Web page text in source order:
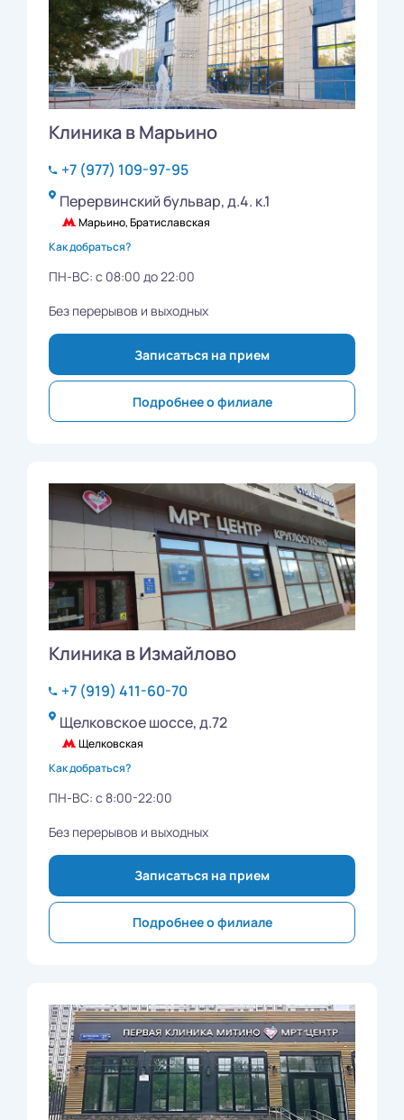
Клиника в Марьино
+7 (977) 109-97-95
Перервинский бульвар, д.4. к.1
Марьино, Братиславская
Как добраться?
ПН-ВС: с 08:00 до 22:00
Без перерывов и выходных
Записаться на прием
Подробнее о филиале
Клиника в Измайлово
+7 (919) 411-60-70
Щелковское шоссе, д.72
Щелковская
Как добраться?
ПН-ВС: с 8:00-22:00
Без перерывов и выходных
Записаться на прием
Подробнее о филиале